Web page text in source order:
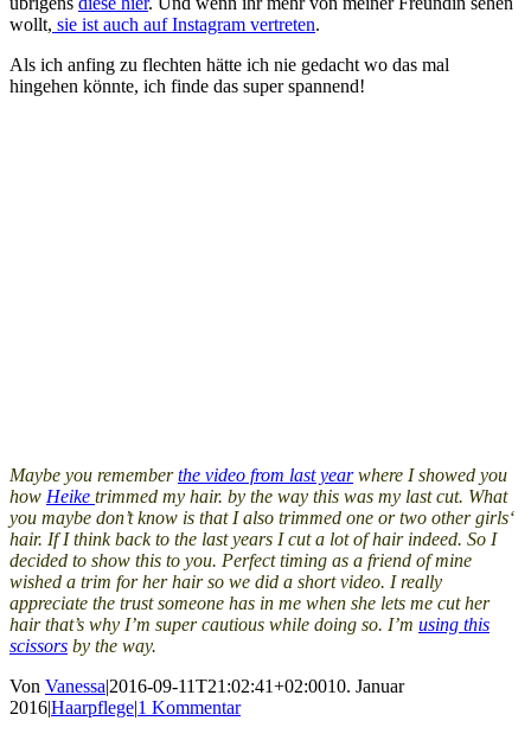
wollt, sie ist auch auf Instagram vertreten.
Als ich anfing zu flechten hätte ich nie gedacht wo das mal
hingehen könnte, ich finde das super spannend!
Maybe you rememberthe video from last yearwhere I showed you
how Heike trimmed my hair. by the way this was my last cut. What
you maybe don’t know is that I also trimmed one or two other girls‘
hair. If I think back to the last years I cut a lot of hair indeed. So I
decided to show this to you. Perfect timing as a friend of mine
wished a trim for her hair so we did a short video. I really
appreciate the trust someone has in me when she lets me cut her
hair that’s why I’m super cautious while doing so. I’m using this
scissors by the way.
Von Vanessa|2016-09-11T21:02:41+02:0010. Januar
2016|Haarpflege|1 Kommentar